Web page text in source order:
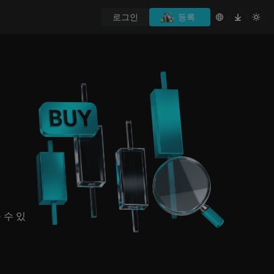
로그인 등록
수 있